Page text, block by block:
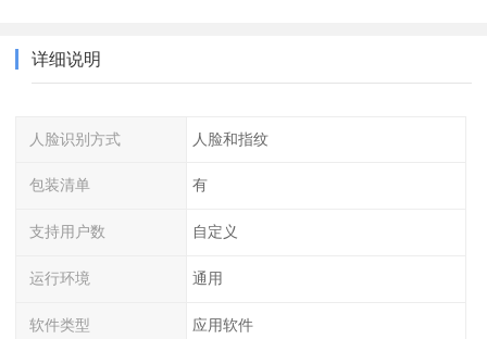
详细说明
人脸识别方式 人脸和指纹
包装清单 有
支持用户数 自定义
运行环境 通用
软件类型 应用软件